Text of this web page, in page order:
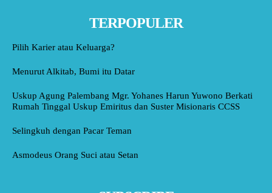
TERPOPULER
Pilih Karier atau Keluarga?
Menurut Alkitab, Bumi itu Datar
Uskup Agung Palembang Mgr. Yohanes Harun Yuwono Berkati
Rumah Tinggal Uskup Emiritus dan Suster Misionaris CCSS
Selingkuh dengan Pacar Teman
Asmodeus Orang Suci atau Setan